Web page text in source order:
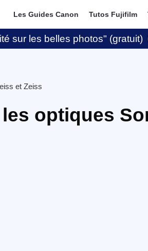
Les Guides Canon Tutos Fujifilm
sur les belles photos" (gratuit)
et Zeiss
optiques